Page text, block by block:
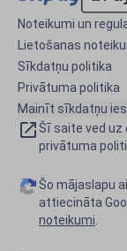
Noteikumi un
Lietošanas
Sīkdatņu politika
Privātuma politika
Mainīt sīkdatņu
Šī saite ved
privātuma
Šo mājaslapu
attiecināta
noteikumi